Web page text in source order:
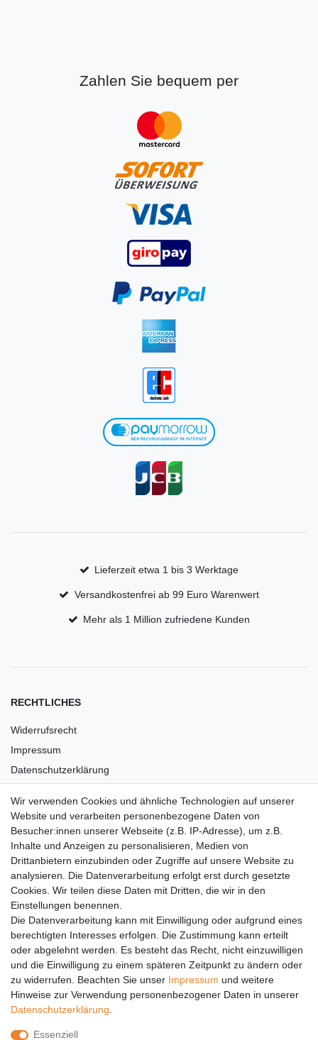
Zahlen Sie bequem per
Lieferzeit etwa 1 bis 3 Werktage
Versandkostenfrei ab 99 Euro Warenwert
Mehr als 1 Million zufriedene Kunden
RECHTLICHES
Widerrufsrecht
Impressum
Datenschutzerklärung
Versandkosten
Barrierefreiheit
Anleitungen
Vertrag widerrufen
PARTNER
DHL
GLS
PaketPLUS
SPONSORING
Wir verwenden Cookies und ähnliche Technologien auf unserer
Website und verarbeiten personenbezogene Daten von
Besucher:innen unserer Webseite (z.B. IP-Adresse), um z.B.
Inhalte und Anzeigen zu personalisieren, Medien von
Drittanbietern einzubinden oder Zugriffe auf unsere Website zu
analysieren. Die Datenverarbeitung erfolgt erst durch gesetzte
Cookies. Wir teilen diese Daten mit Dritten, die wir in den
Einstellungen benennen.
Die Datenverarbeitung kann mit Einwilligung oder aufgrund eines
berechtigten Interesses erfolgen. Die Zustimmung kann erteilt
oder abgelehnt werden. Es besteht das Recht, nicht einzuwilligen
und die Einwilligung zu einem späteren Zeitpunkt zu ändern oder
zu widerrufen. Beachten Sie unser Impressum und weitere
Hinweise zur Verwendung personenbezogener Daten in unserer
Daten­schutz­erklärung
Essenziell